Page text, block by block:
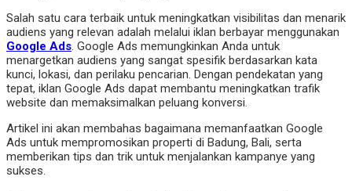
Salah satu cara terbaik untuk meningkatkan visibilitas dan menarik
audiens yang relevan adalah melalui iklan berbayar menggunakan
Google Ads. Google Ads memungkinkan Anda untuk
menargetkan audiens yang sangat spesifik berdasarkan kata
kunci, lokasi, dan perilaku pencarian. Dengan pendekatan yang
tepat, iklan Google Ads dapat membantu meningkatkan trafik
website dan memaksimalkan peluang konversi.
Artikel ini akan membahas bagaimana memanfaatkan Google
Ads untuk mempromosikan properti di Badung, Bali, serta
memberikan tips dan trik untuk menjalankan kampanye yang
sukses.